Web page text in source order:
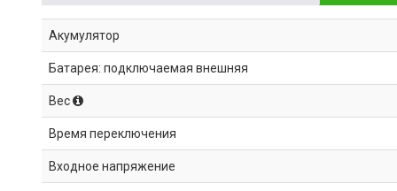
Акумулятор
Батарея: подключаемая внешняя
Вес
Время переключения
Входное напряжение